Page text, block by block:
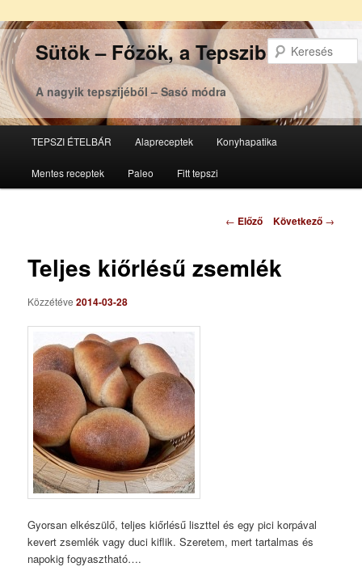
Sütök – Főzök, a Tepsziből
A nagyik tepszijéből – Sasó módra
Tovább
az
Tovább
a
TEPSZI ÉTELBÁR Alapreceptek Konyhapatika
Mentes receptek Paleo Fitt tepszi
Bejegyzés
← Előző Következő →
Teljes kiőrlésű zsemlék
Közzétéve2014-03-28
Gyorsan elkészülő, teljes kiőrlésű liszttel és egy pici korpával
kevert zsemlék vagy duci kiflik. Szeretem, mert tartalmas és
napokig fogyasztható….